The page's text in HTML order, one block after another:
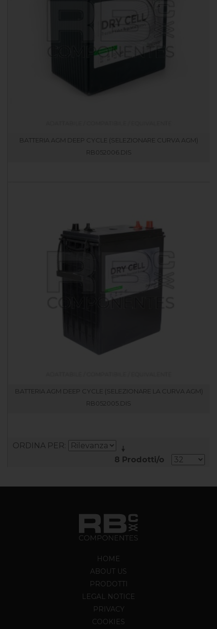
BATTERIA AGM DEEP CYCLE (SELEZIONARE CURVA AGM)
RB052006.DIS
BATTERIA AGM DEEP CYCLE (SELEZIONARE LA CURVA AGM)
RB052005.DIS
ORDINA PER
8 Prodotti/o
HOME
ABOUT US
PRODOTTI
LEGAL NOTICE
PRIVACY
COOKIES